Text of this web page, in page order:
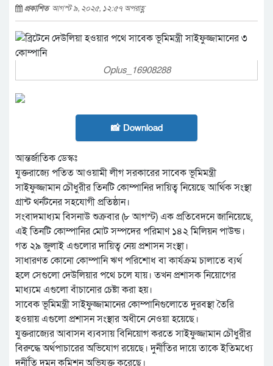
প্রকাশিত আগস্ট ৯, ২০২৫, ১২:৫৭ অপরাহ্ণ
Oplus_16908288
📸 Download
আন্তর্জাতিক ডেস্কঃ
যুক্তরাজ্যে পতিত আওয়ামী লীগ সরকারের সাবেক ভূমিমন্ত্রী
সাইফুজ্জামান চৌধুরীর তিনটি কোম্পানির দায়িত্ব নিয়েছে আর্থিক সংস্থা
গ্রান্ট থর্নটনের সহযোগী প্রতিষ্ঠান।
সংবাদমাধ্যম বিসনাউ শুক্রবার (৮ আগস্ট) এক প্রতিবেদনে জানিয়েছে,
এই তিনটি কোম্পানির মোট সম্পদের পরিমাণ ১৪২ মিলিয়ন পাউন্ড।
গত ২৯ জুলাই এগুলোর দায়িত্ব নেয় প্রশাসন সংস্থা।
সাধারণত কোনো কোম্পানি ঋণ পরিশোধ বা কার্যক্রম চালাতে ব্যর্থ
হলে সেগুলো দেউলিয়ার পথে চলে যায়। তখন প্রশাসক নিয়োগের
মাধ্যমে এগুলো বাঁচানোর চেষ্টা করা হয়।
সাবেক ভূমিমন্ত্রী সাইফুজ্জামানের কোম্পানিগুলোতে দুরবস্থা তৈরি
হওয়ায় এগুলো প্রশাসন সংস্থার অধীনে নেওয়া হয়েছে।
যুক্তরাজ্যের আবাসন ব্যবসায় বিনিয়োগ করতে সাইফুজ্জামান চৌধুরীর
বিরুদ্ধে অর্থপাচারের অভিযোগ রয়েছে। দুর্নীতির দায়ে তাকে ইতিমধ্যে
দুর্নীতি দমন কমিশন অভিযুক্ত করেছে।